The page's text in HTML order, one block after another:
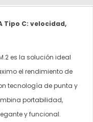
Tipo C: velocidad,
es la solución ideal
el rendimiento de
tecnología de punta y
portabilidad,
y funcional.